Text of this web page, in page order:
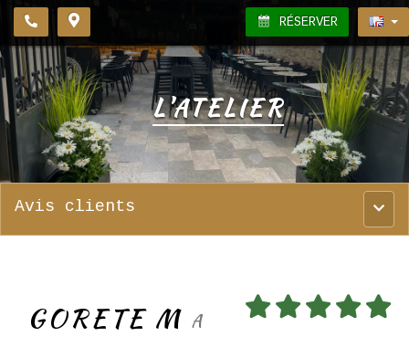
RÉSERVER
L'ATELIER
Menu
Avis clients
GORETE M A